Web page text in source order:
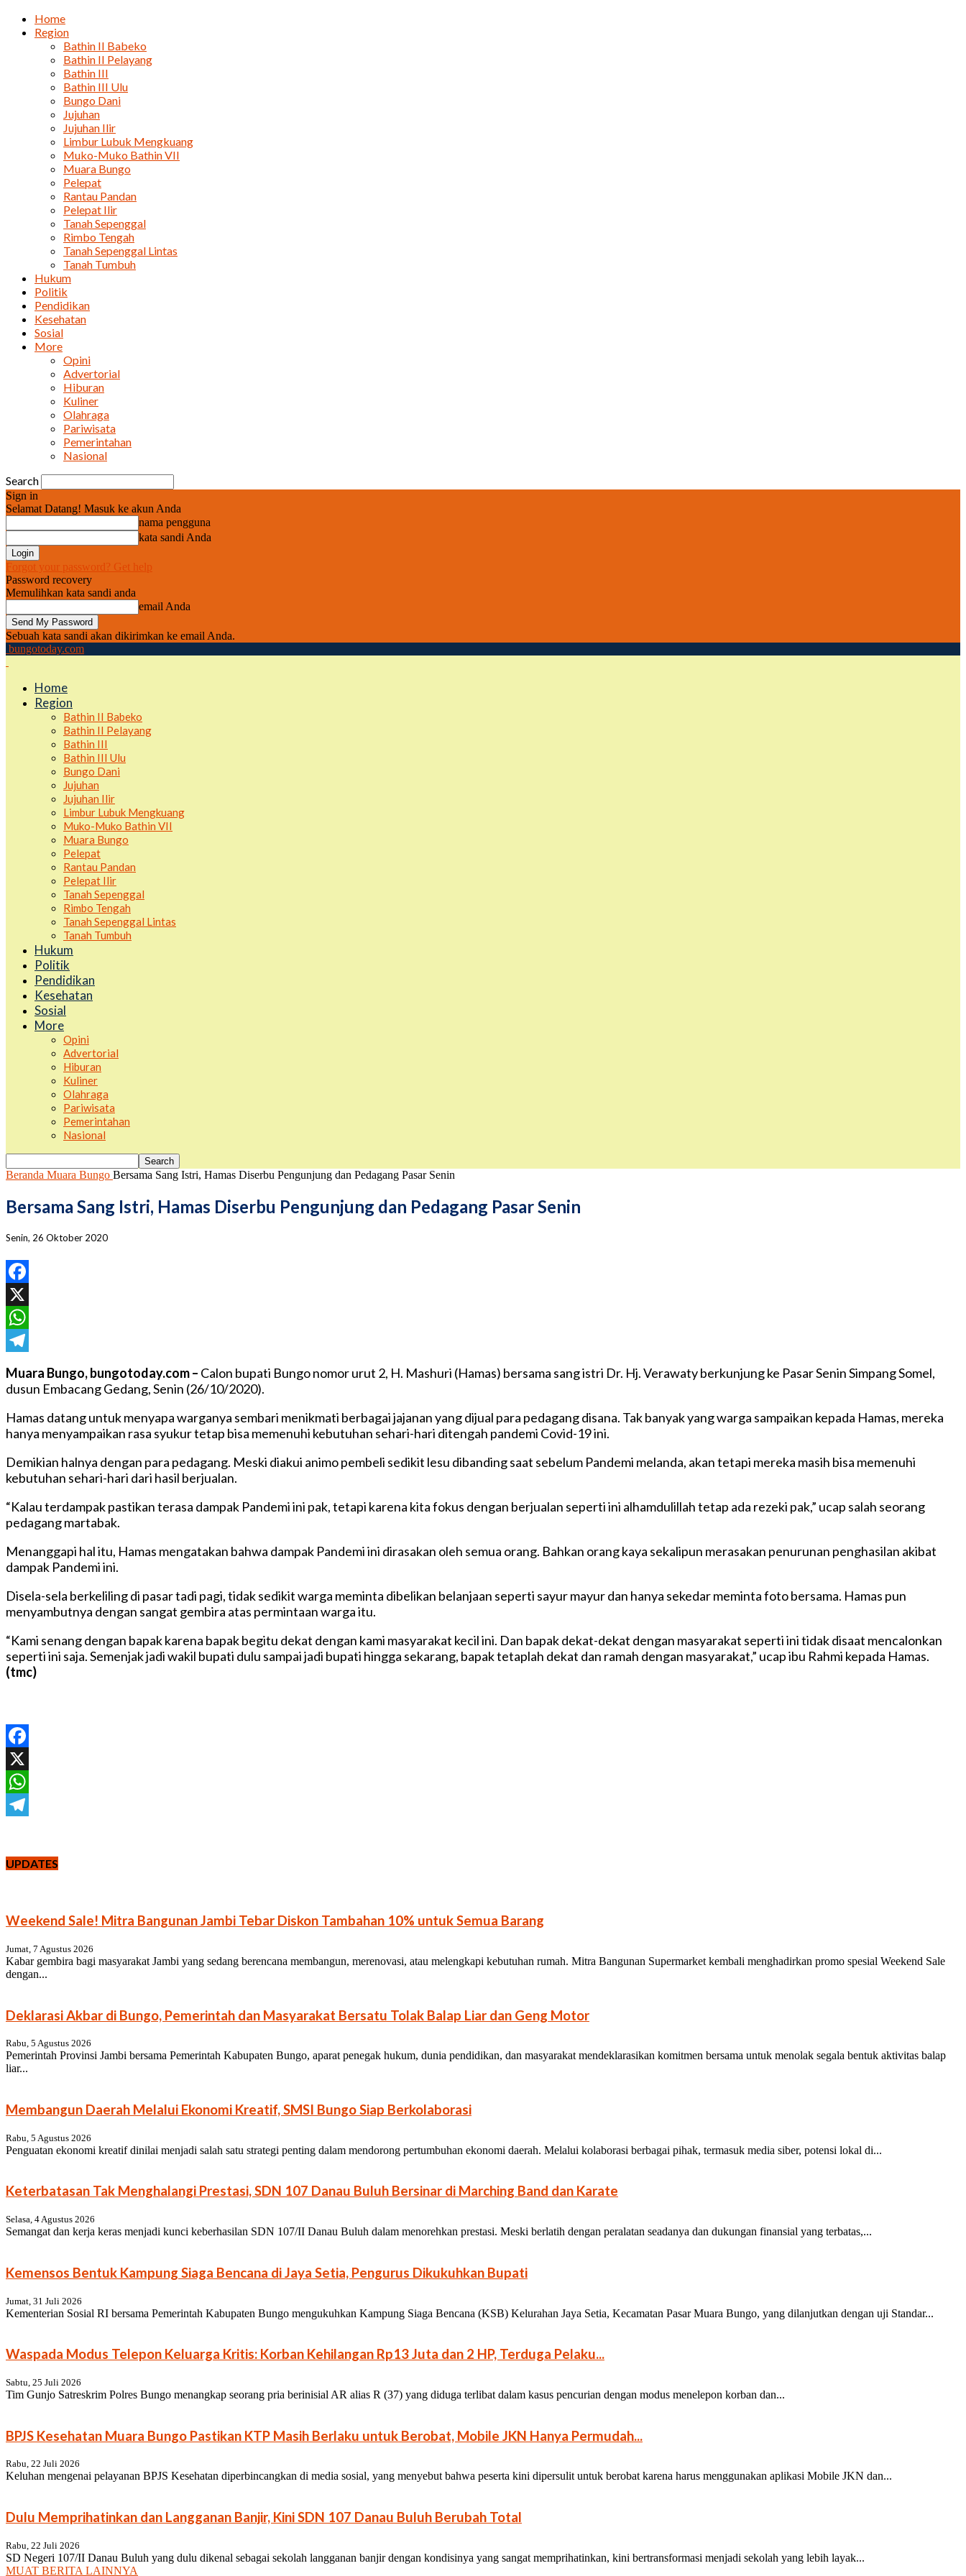
Home
Region
Bathin II Babeko
Bathin II Pelayang
Bathin III
Bathin III Ulu
Bungo Dani
Jujuhan
Jujuhan Ilir
Limbur Lubuk Mengkuang
Muko-Muko Bathin VII
Muara Bungo
Pelepat
Rantau Pandan
Pelepat Ilir
Tanah Sepenggal
Rimbo Tengah
Tanah Sepenggal Lintas
Tanah Tumbuh
Hukum
Politik
Pendidikan
Kesehatan
Sosial
More
Opini
Advertorial
Hiburan
Kuliner
Olahraga
Pariwisata
Pemerintahan
Nasional
Search
Sign in
Selamat Datang! Masuk ke akun Anda
nama pengguna
kata sandi Anda
Forgot your password? Get help
Password recovery
Memulihkan kata sandi anda
email Anda
Sebuah kata sandi akan dikirimkan ke email Anda.
bungotoday.com
Home
Region
Bathin II Babeko
Bathin II Pelayang
Bathin III
Bathin III Ulu
Bungo Dani
Jujuhan
Jujuhan Ilir
Limbur Lubuk Mengkuang
Muko-Muko Bathin VII
Muara Bungo
Pelepat
Rantau Pandan
Pelepat Ilir
Tanah Sepenggal
Rimbo Tengah
Tanah Sepenggal Lintas
Tanah Tumbuh
Hukum
Politik
Pendidikan
Kesehatan
Sosial
More
Opini
Advertorial
Hiburan
Kuliner
Olahraga
Pariwisata
Pemerintahan
Nasional
Beranda Muara Bungo Bersama Sang Istri, Hamas Diserbu Pengunjung dan Pedagang Pasar Senin
Bersama Sang Istri, Hamas Diserbu Pengunjung dan Pedagang Pasar Senin
Senin, 26 Oktober 2020
Facebook
X
WhatsApp
Muara Bungo, bungotoday.com – Calon bupati Bungo nomor urut 2, H. Mashuri (Hamas) bersama sang istri Dr. Hj. Verawaty berkunjung ke Pasar Senin Simpang Somel,
dusun Embacang Gedang, Senin (26/10/2020).
Hamas datang untuk menyapa warganya sembari menikmati berbagai jajanan yang dijual para pedagang disana. Tak banyak yang warga sampaikan kepada Hamas, mereka
hanya menyampaikan rasa syukur tetap bisa memenuhi kebutuhan sehari-hari ditengah pandemi Covid-19 ini.
Demikian halnya dengan para pedagang. Meski diakui animo pembeli sedikit lesu dibanding saat sebelum Pandemi melanda, akan tetapi mereka masih bisa memenuhi
kebutuhan sehari-hari dari hasil berjualan.
“Kalau terdampak pastikan terasa dampak Pandemi ini pak, tetapi karena kita fokus dengan berjualan seperti ini alhamdulillah tetap ada rezeki pak,” ucap salah seorang
pedagang martabak.
Menanggapi hal itu, Hamas mengatakan bahwa dampak Pandemi ini dirasakan oleh semua orang. Bahkan orang kaya sekalipun merasakan penurunan penghasilan akibat
dampak Pandemi ini.
Disela-sela berkeliling di pasar tadi pagi, tidak sedikit warga meminta dibelikan belanjaan seperti sayur mayur dan hanya sekedar meminta foto bersama. Hamas pun
menyambutnya dengan sangat gembira atas permintaan warga itu.
“Kami senang dengan bapak karena bapak begitu dekat dengan kami masyarakat kecil ini. Dan bapak dekat-dekat dengan masyarakat seperti ini tidak disaat mencalonkan
seperti ini saja. Semenjak jadi wakil bupati dulu sampai jadi bupati hingga sekarang, bapak tetaplah dekat dan ramah dengan masyarakat,” ucap ibu Rahmi kepada Hamas.
(tmc)
Facebook
X
WhatsApp
UPDATES
Weekend Sale! Mitra Bangunan Jambi Tebar Diskon Tambahan 10% untuk Semua Barang
Jumat, 7 Agustus 2026
Kabar gembira bagi masyarakat Jambi yang sedang berencana membangun, merenovasi, atau melengkapi kebutuhan rumah. Mitra Bangunan Supermarket kembali menghadirkan promo spesial Weekend Sale
dengan...
Deklarasi Akbar di Bungo, Pemerintah dan Masyarakat Bersatu Tolak Balap Liar dan Geng Motor
Rabu, 5 Agustus 2026
Pemerintah Provinsi Jambi bersama Pemerintah Kabupaten Bungo, aparat penegak hukum, dunia pendidikan, dan masyarakat mendeklarasikan komitmen bersama untuk menolak segala bentuk aktivitas balap
liar...
Membangun Daerah Melalui Ekonomi Kreatif, SMSI Bungo Siap Berkolaborasi
Rabu, 5 Agustus 2026
Penguatan ekonomi kreatif dinilai menjadi salah satu strategi penting dalam mendorong pertumbuhan ekonomi daerah. Melalui kolaborasi berbagai pihak, termasuk media siber, potensi lokal di...
Keterbatasan Tak Menghalangi Prestasi, SDN 107 Danau Buluh Bersinar di Marching Band dan Karate
Selasa, 4 Agustus 2026
Semangat dan kerja keras menjadi kunci keberhasilan SDN 107/II Danau Buluh dalam menorehkan prestasi. Meski berlatih dengan peralatan seadanya dan dukungan finansial yang terbatas,...
Kemensos Bentuk Kampung Siaga Bencana di Jaya Setia, Pengurus Dikukuhkan Bupati
Jumat, 31 Juli 2026
Kementerian Sosial RI bersama Pemerintah Kabupaten Bungo mengukuhkan Kampung Siaga Bencana (KSB) Kelurahan Jaya Setia, Kecamatan Pasar Muara Bungo, yang dilanjutkan dengan uji Standar...
Waspada Modus Telepon Keluarga Kritis: Korban Kehilangan Rp13 Juta dan 2 HP, Terduga Pelaku...
Sabtu, 25 Juli 2026
Tim Gunjo Satreskrim Polres Bungo menangkap seorang pria berinisial AR alias R (37) yang diduga terlibat dalam kasus pencurian dengan modus menelepon korban dan...
BPJS Kesehatan Muara Bungo Pastikan KTP Masih Berlaku untuk Berobat, Mobile JKN Hanya Permudah...
Rabu, 22 Juli 2026
Keluhan mengenai pelayanan BPJS Kesehatan diperbincangkan di media sosial, yang menyebut bahwa peserta kini dipersulit untuk berobat karena harus menggunakan aplikasi Mobile JKN dan...
Dulu Memprihatinkan dan Langganan Banjir, Kini SDN 107 Danau Buluh Berubah Total
Rabu, 22 Juli 2026
SD Negeri 107/II Danau Buluh yang dulu dikenal sebagai sekolah langganan banjir dengan kondisinya yang sangat memprihatinkan, kini bertransformasi menjadi sekolah yang lebih layak...
MUAT BERITA LAINNYA